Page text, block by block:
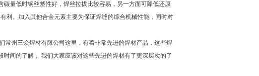
量低时钢丝塑性好，焊丝拉拔比较容易，另一方面可降低还原
利。加入其他合金元素主要为保证焊缝的综合机械性能，同时对
常州三众焊材有限公司 这里，有着非常先进的焊材产品，这些焊
间的了解， 我们大家应该对这些先进的焊材有了更深层次的了